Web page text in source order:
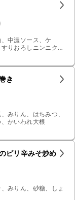
)
中濃ソース、ケ
りおろしニンニク、
き
みりん、はちみつ、
かいわれ大根
ピリ辛みそ炒め
みりん、砂糖、しょ